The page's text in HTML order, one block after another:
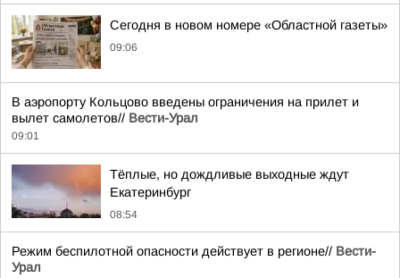
Сегодня в новом номере «Областной газеты»
09:06
В аэропорту Кольцово введены ограничения на прилет и
вылет самолетов// Вести-Урал
09:01
Тёплые, но дождливые выходные ждут
Екатеринбург
08:54
Режим беспилотной опасности действует в регионе// Вести-
Урал